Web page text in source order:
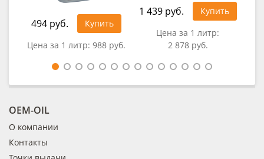
494 руб.
Купить
Цена за 1 литр: 988 руб.
1 439 руб.
Купить
Цена за 1 литр:
2 878 руб.
OEM-OIL
О компании
Контакты